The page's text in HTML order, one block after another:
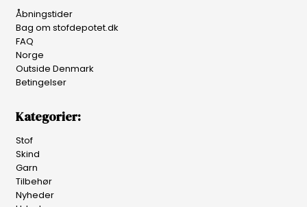
Åbningstider
Bag om stofdepotet.dk
FAQ
Norge
Outside Denmark
Betingelser
Kategorier:
Stof
Skind
Garn
Tilbehør
Nyheder